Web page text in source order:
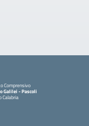
Comprensivo
Galilei - Pascoli
Calabria